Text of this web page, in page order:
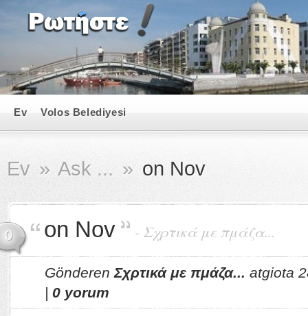
Ev Volos Belediyesi
Ev » Ask ... » on Nov
0 on Nov - Σχρτικά με πμάζα...
GönderenΣχρτικά με πμάζα... atgiota
| 0 yorum